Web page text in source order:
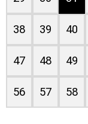
38 39 40
47 48 49
56 57 58